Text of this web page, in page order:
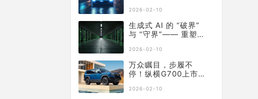
2026-02-10
生成式 AI 的 “破界”
与 “守界”—— 重塑产
2026-02-10
万众瞩目，步履不
停！纵横G700上市百
辆！
2026-02-10